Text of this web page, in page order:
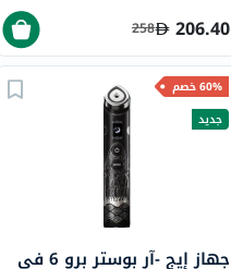
206.40
258
60% خصم
جديد
جهاز إيج -آر بوستر برو 6 في